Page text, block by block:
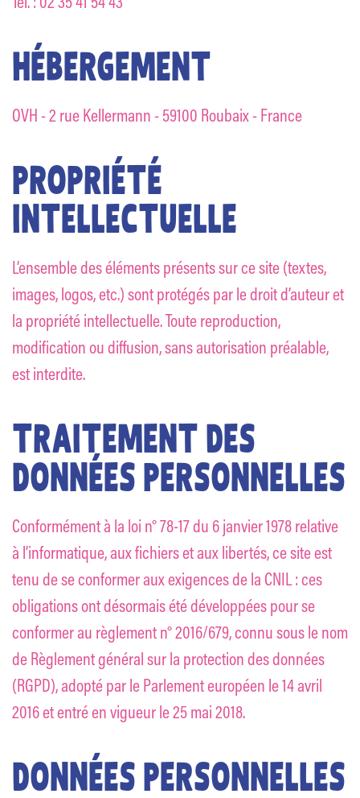
HÉBERGEMENT
OVH - 2 rue Kellermann - 59100 Roubaix - France
PROPRIÉTÉ
INTELLECTUELLE
L’ensemble des éléments présents sur ce site (textes,
images, logos, etc.) sont protégés par le droit d’auteur et
la propriété intellectuelle. Toute reproduction,
modification ou diffusion, sans autorisation préalable,
est interdite.
TRAITEMENT DES
DONNÉES PERSONNELLES
Conformément à la loi n° 78-17 du 6 janvier 1978 relative
à l’informatique, aux fichiers et aux libertés, ce site est
tenu de se conformer aux exigences de la CNIL : ces
obligations ont désormais été développées pour se
conformer au règlement n° 2016/679, connu sous le nom
de Règlement général sur la protection des données
(RGPD), adopté par le Parlement européen le 14 avril
2016 et entré en vigueur le 25 mai 2018.
DONNÉES PERSONNELLES